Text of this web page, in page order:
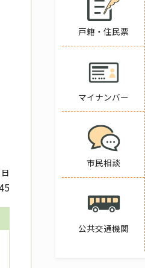
戸籍・住民票
マイナンバー
市民相談
公共交通機関